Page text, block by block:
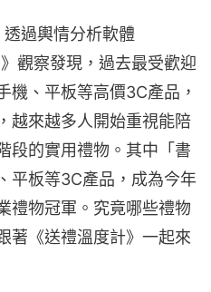
透過輿情分析軟體
觀察發現，過去最受歡迎
機、平板等高價3C產品，
越來越多人開始重視能陪
段的實用禮物。其中「書
平板等3C產品，成為今年
禮物冠軍。究竟哪些禮物
著《送禮溫度計》一起來